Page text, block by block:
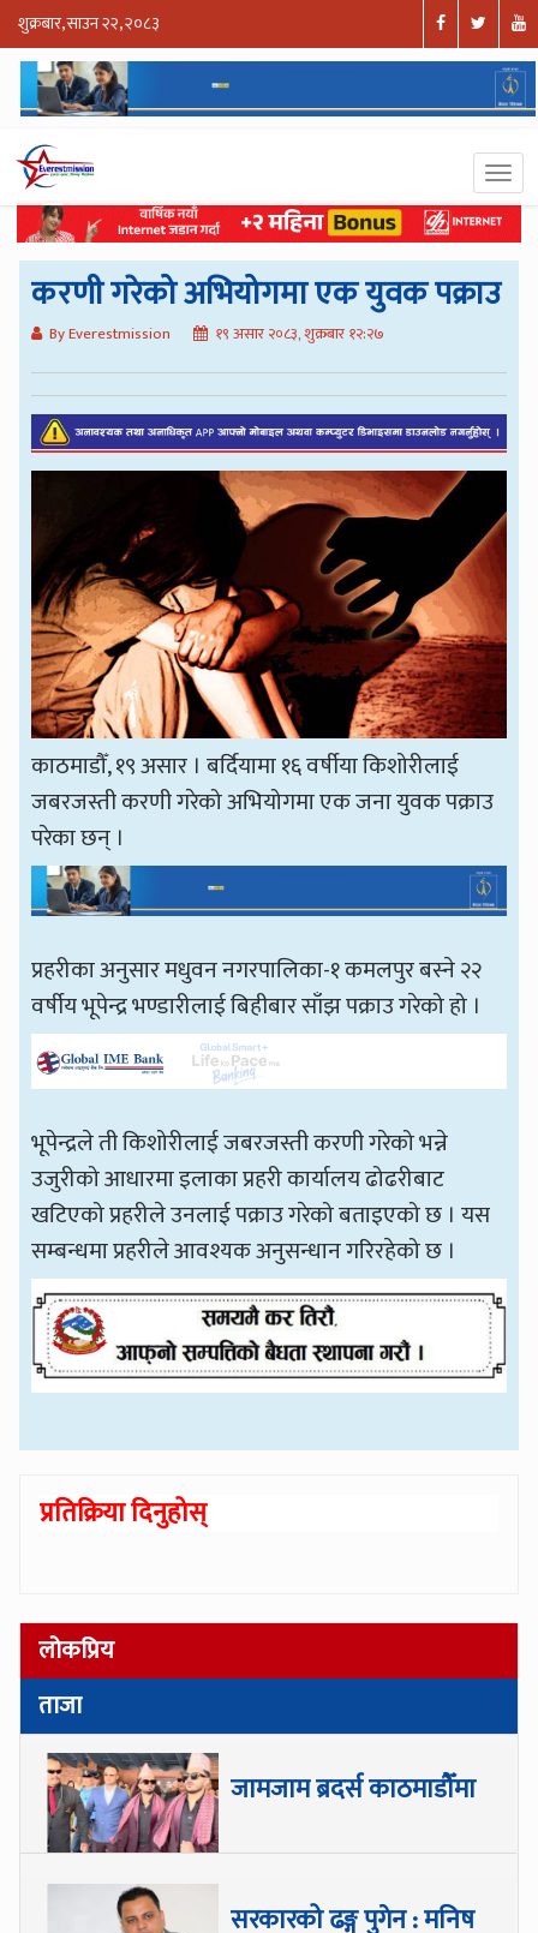
शुक्रबार, साउन २२, २०८३
करणी गरेको अभियोगमा एक युवक पक्राउ
By Everestmission १९ असार २०८३, शुक्रबार १२:२७
काठमाडौँ, १९ असार । बर्दियामा १६ वर्षीया किशोरीलाई
जबरजस्ती करणी गरेको अभियोगमा एक जना युवक पक्राउ
परेका छन् ।
प्रहरीका अनुसार मधुवन नगरपालिका-१ कमलपुर बस्ने २२
वर्षीय भूपेन्द्र भण्डारीलाई बिहीबार साँझ पक्राउ गरेको हो ।
भूपेन्द्रले ती किशोरीलाई जबरजस्ती करणी गरेको भन्ने
उजुरीको आधारमा इलाका प्रहरी कार्यालय ढोढरीबाट
खटिएको प्रहरीले उनलाई पक्राउ गरेको बताइएको छ । यस
सम्बन्धमा प्रहरीले आवश्यक अनुसन्धान गरिरहेको छ ।
प्रतिक्रिया दिनुहोस्
लोकप्रिय
ताजा
जामजाम ब्रदर्स काठमाडौँमा
सरकारको ढङ्ग पुगेन : मनिष